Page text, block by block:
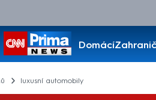
Domácí
Pořady
luxusní automobily